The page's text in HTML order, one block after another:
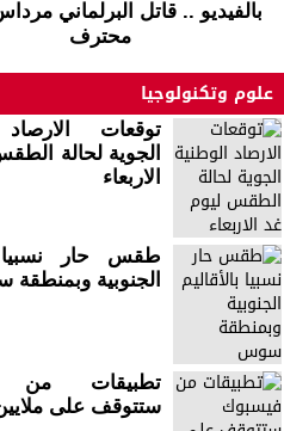
بالفيديو .. قاتل البرلماني
محترف
علوم وتكنولوجيا
توقعات الارصاد
الجوية لحالة
الاربعاء
طقس حار نسبيا
الجنوبية
تطبيقات من
ستتوقف على